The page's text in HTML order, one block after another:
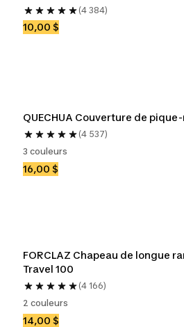
(4 384)
10,00 $
QUECHUA Couverture de
(4 537)
3 couleurs
16,00 $
FORCLAZ Chapeau de longue
Travel 100
(4 166)
2 couleurs
14,00 $